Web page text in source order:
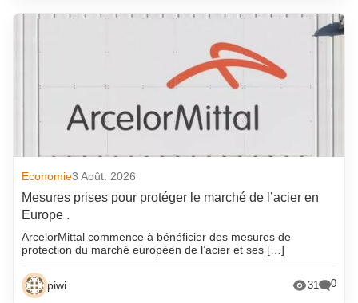
Economie3 Août. 2026
Mesures prises pour protéger le marché de l’acier en
Europe .
ArcelorMittal commence à bénéficier des mesures de
protection du marché européen de l’acier et ses […]
piwi 31 0